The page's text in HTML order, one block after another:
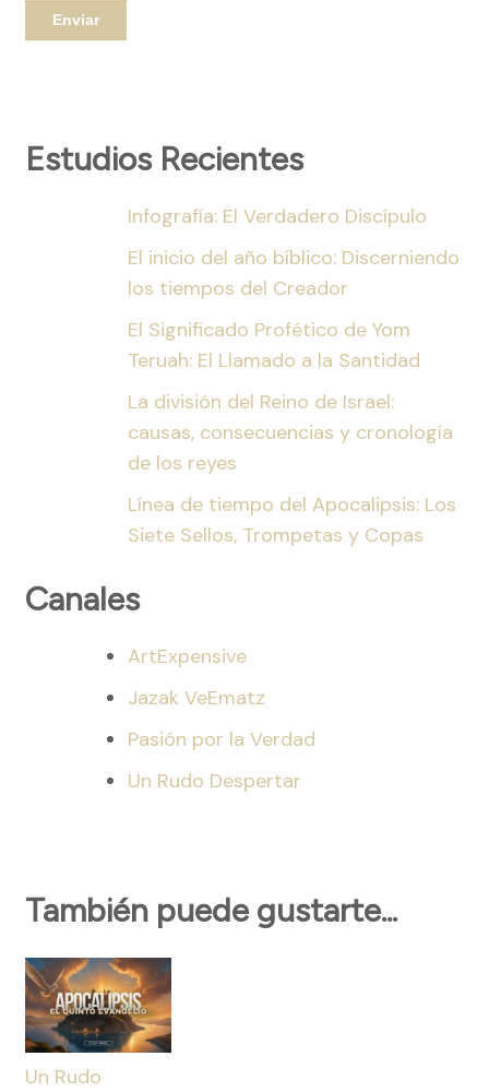
Estudios Recientes
Infografía: El Verdadero Discípulo
El inicio del año bíblico: Discerniendo
los tiempos del Creador
El Significado Profético de Yom
Teruah: El Llamado a la Santidad
La división del Reino de Israel:
causas, consecuencias y cronología
de los reyes
Línea de tiempo del Apocalipsis: Los
Siete Sellos, Trompetas y Copas
Canales
ArtExpensive
Jazak VeEmatz
Pasión por la Verdad
Un Rudo Despertar
También puede gustarte...
Un Rudo